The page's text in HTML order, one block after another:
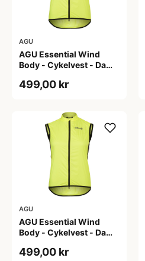
AGU
AGU Essential Wind
Body - Cykelvest - Dame
2XL
499,00 kr
AGU
AGU Essential Wind
Body - Cykelvest - Dame
M
499,00 kr